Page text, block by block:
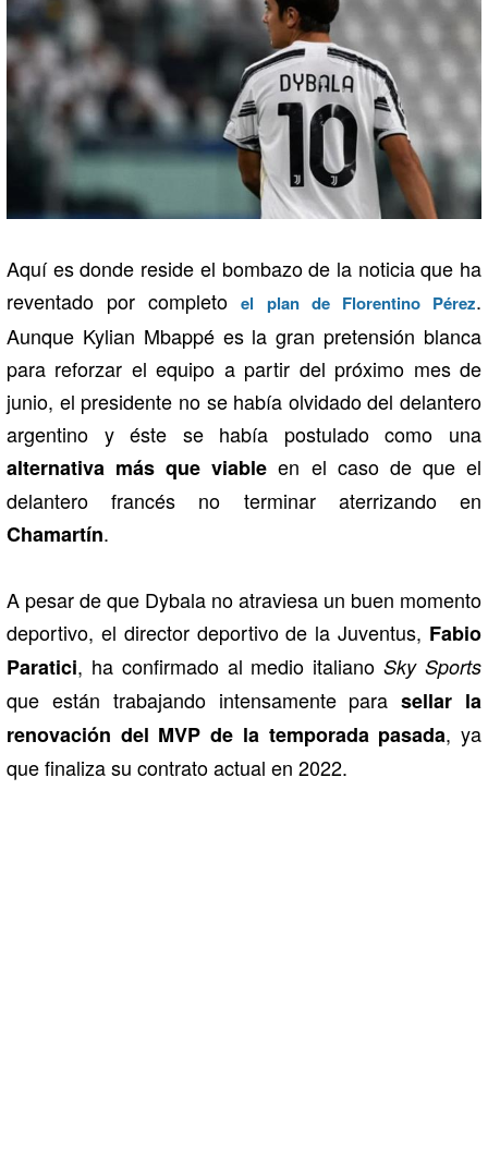
Aquí es donde reside el bombazo de la noticia que ha
reventado por completoel plan de Florentino Pérez.
Aunque Kylian Mbappé es la gran pretensión blanca
para reforzar el equipo a partir del próximo mes de
junio, el presidente no se había olvidado del delantero
argentino y éste se había postulado como una
alternativa más que viable en el caso de que el
delantero francés no terminar aterrizando en
Chamartín.
A pesar de que Dybala no atraviesa un buen momento
deportivo, el director deportivo de la Juventus, Fabio
Paratici, ha confirmado al medio italiano Sky Sports
que están trabajando intensamente parasellar la
renovación del MVP de la temporada pasada, ya
que finaliza su contrato actual en 2022.